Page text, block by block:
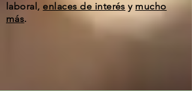
laboral, enlaces de interés y mucho
más.